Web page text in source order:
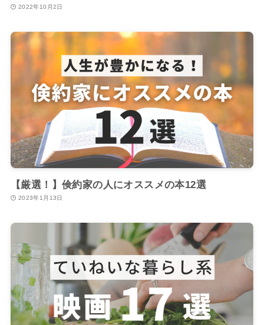
2022年10月2日
【厳選！】倹約家の人にオススメの本12選
2023年1月13日